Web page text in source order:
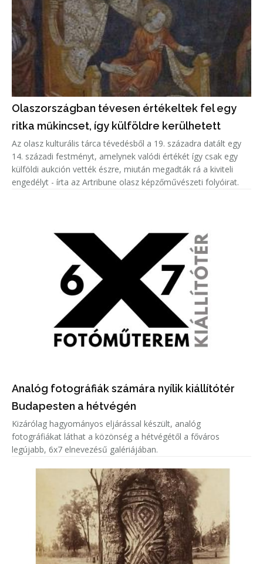
Olaszországban tévesen értékeltek fel egy
ritka műkincset, így külföldre kerülhetett
Az olasz kulturális tárca tévedésből a 19. századra datált egy
14. századi festményt, amelynek valódi értékét így csak egy
külföldi aukción vették észre, miután megadták rá a kiviteli
engedélyt - írta az Artribune olasz képzőművészeti folyóirat.
Analóg fotográfiák számára nyílik kiállítótér
Budapesten a hétvégén
Kizárólag hagyományos eljárással készült, analóg
fotográfiákat láthat a közönség a hétvégétől a főváros
legújabb, 6x7 elnevezésű galériájában.